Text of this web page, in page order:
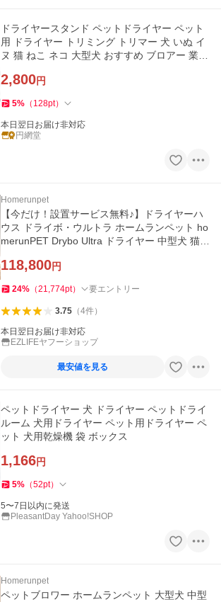
ドライヤースタンド ペットドライヤー ペット
用 ドライヤー トリミング トリマー 犬 いぬ イ
ヌ 猫 ねこ ネコ 大型犬 おすすめ ブロアー 業務
2,800円
5% （ 128pt）
本日翌日お届け非対応
円網堂
Homerunpet
【今だけ！設置サービス無料♪】ドライヤーハ
ウス ドライボ・ウルトラ ホームランペット ho
merunPET Drybo Ultra ドライヤー 中型犬 猫
118,800円
24% （21,774pt） 要エントリー
3.75（4件）
本日翌日お届け非対応
EZLIFEヤフーショップ
最安値を見る
ペットドライヤー 犬 ドライヤー ペットドライ
ルーム 犬用ドライヤー ペット用ドライヤー ペ
ット 犬用乾燥機 袋 ボックス
1,166円
5% （52pt）
5〜7日以内に発送
PleasantDay Yahoo!SHOP
Homerunpet
ペットブロワー ホームランペット 大型犬 中型